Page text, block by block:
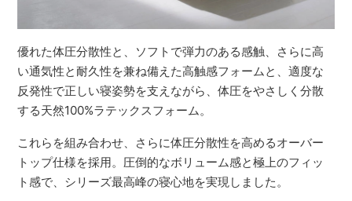
優れた体圧分散性と、ソフトで弾力のある感触、さらに高
い通気性と耐久性を兼ね備えた高触感フォームと、適度な
反発性で正しい寝姿勢を支えながら、体圧をやさしく分散
する天然100%ラテックスフォーム。
これらを組み合わせ、さらに体圧分散性を高めるオーバー
トップ仕様を採用。圧倒的なボリューム感と極上のフィッ
ト感で、シリーズ最高峰の寝心地を実現しました。